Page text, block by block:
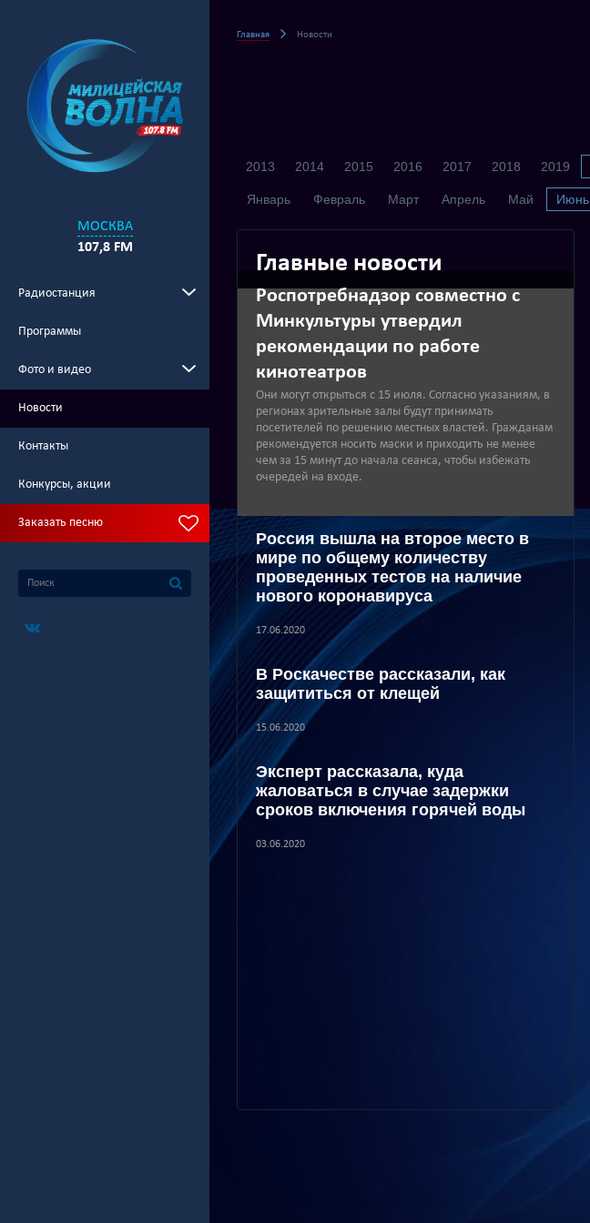
МОСКВА
107,8 FM
Радиостанция
Программы
Фото и видео
Новости
Контакты
Конкурсы, акции
Заказать песню
Главная Новости
2013 2014 2015 2016 2017 2018 2019
Январь Февраль Март Апрель Май Июнь
Главные новости
Роспотребнадзор совместно с
Минкультуры утвердил
рекомендации по работе
кинотеатров
Они могут открыться с 15 июля. Согласно указаниям, в
регионах зрительные залы будут принимать
посетителей по решению местных властей. Гражданам
рекомендуется носить маски и приходить не менее
чем за 15 минут до начала сеанса, чтобы избежать
очередей на входе.
Россия вышла на второе место в
мире по общему количеству
проведенных тестов на наличие
нового коронавируса
17.06.2020
В Роскачестве рассказали, как
защититься от клещей
15.06.2020
Эксперт рассказала, куда
жаловаться в случае задержки
сроков включения горячей воды
03.06.2020